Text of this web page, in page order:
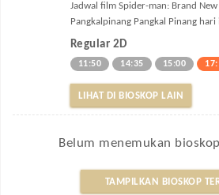
Jadwal film Spider-man: Brand
Pangkalpinang Pangkal Pinang hari
Regular 2D
11:50 14:35 15:00
LIHAT DI BIOSKOP LAIN
Belum menemukan
TAMPILKAN BIOSKOP